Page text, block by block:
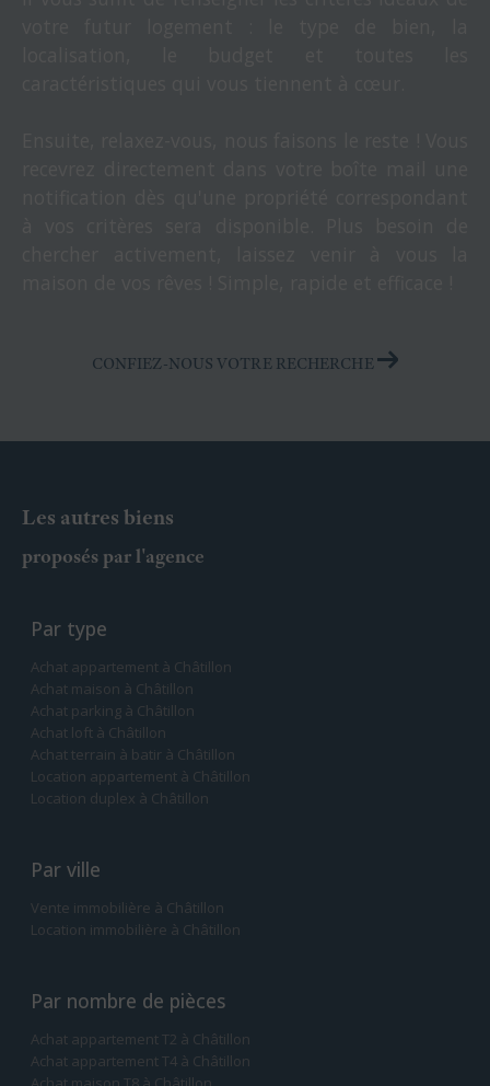
CONFIEZ-NOUS VOTRE RECHERCHE
Les autres biens
proposés par l'agence
Par type
Achat appartement à Châtillon
Achat maison à Châtillon
Achat parking à Châtillon
Achat loft à Châtillon
Achat terrain à batir à Châtillon
Location appartement à Châtillon
Location duplex à Châtillon
Par ville
Vente immobilière à Châtillon
Location immobilière à Châtillon
Par nombre de pièces
Achat appartement T2 à Châtillon
Achat appartement T4 à Châtillon